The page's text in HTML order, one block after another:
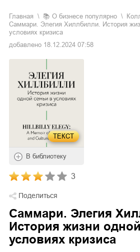
Главная 📚 о бизнесе популярно
Саммари. Элегия Хиллбилли. История
условиях кризиса
добавлено 18.12.2024 07:58
ТЕКСТ
В библиотеку
3
Поделиться
Саммари. Элегия
История жизни
условиях кризиса